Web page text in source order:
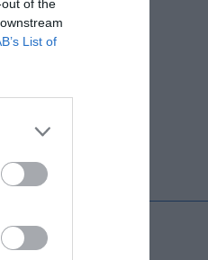
of the
List of